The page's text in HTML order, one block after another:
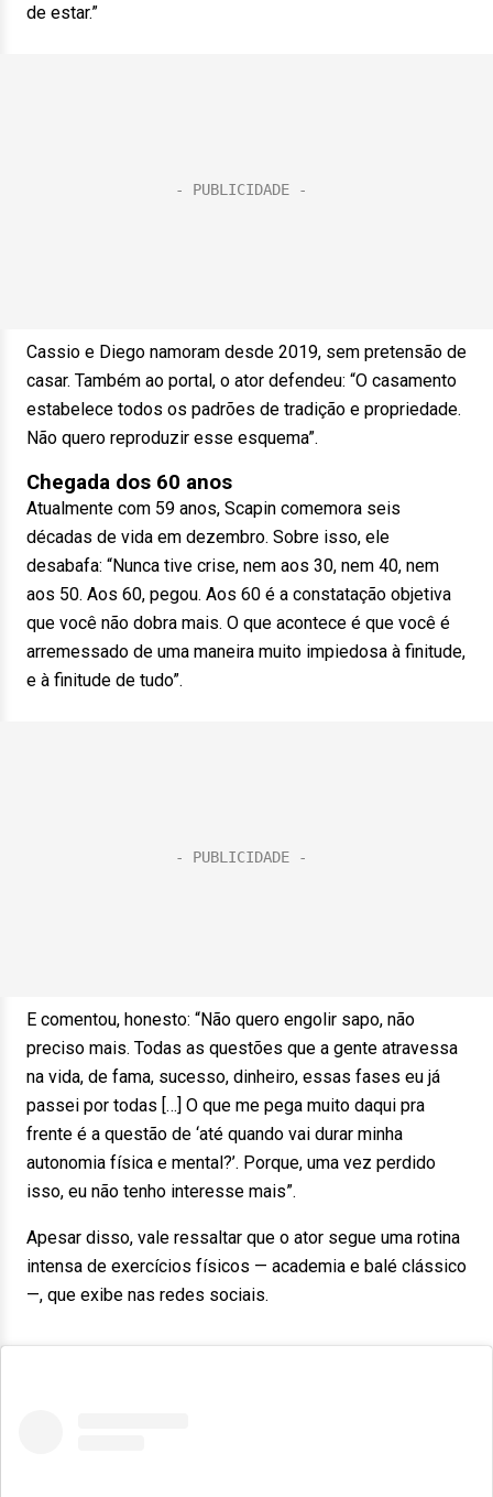
de estar.”
Cassio e Diego namoram desde 2019, sem pretensão de
casar. Também ao portal, o ator defendeu: “O casamento
estabelece todos os padrões de tradição e propriedade.
Não quero reproduzir esse esquema”.
Chegada dos 60 anos
Atualmente com 59 anos, Scapin comemora seis
décadas de vida em dezembro. Sobre isso, ele
desabafa: “Nunca tive crise, nem aos 30, nem 40, nem
aos 50. Aos 60, pegou. Aos 60 é a constatação objetiva
que você não dobra mais. O que acontece é que você é
arremessado de uma maneira muito impiedosa à finitude,
e à finitude de tudo”.
E comentou, honesto: “Não quero engolir sapo, não
preciso mais. Todas as questões que a gente atravessa
na vida, de fama, sucesso, dinheiro, essas fases eu já
passei por todas […] O que me pega muito daqui pra
frente é a questão de ‘até quando vai durar minha
autonomia física e mental?’. Porque, uma vez perdido
isso, eu não tenho interesse mais”.
Apesar disso, vale ressaltar que o ator segue uma rotina
intensa de exercícios físicos — academia e balé clássico
—, que exibe nas redes sociais.